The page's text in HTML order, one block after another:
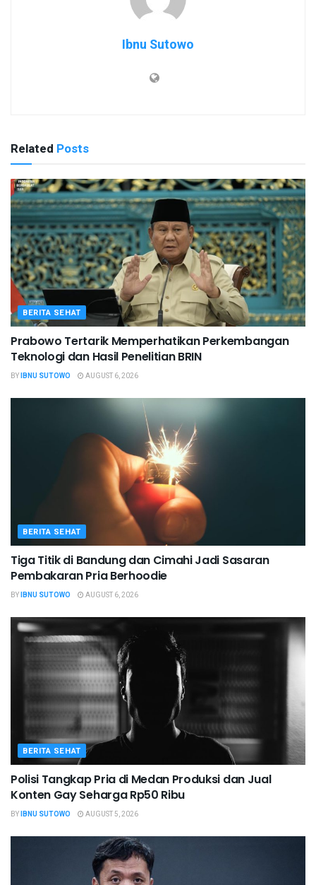
Ibnu Sutowo
Related Posts
BERITA SEHAT
Prabowo Tertarik Memperhatikan Perkembangan
Teknologi dan Hasil Penelitian BRIN
BYIBNU SUTOWO AUGUST 6, 2026
BERITA SEHAT
Tiga Titik di Bandung dan Cimahi Jadi Sasaran
Pembakaran Pria Berhoodie
BYIBNU SUTOWO AUGUST 6, 2026
BERITA SEHAT
Polisi Tangkap Pria di Medan Produksi dan Jual
Konten Gay Seharga Rp50 Ribu
BYIBNU SUTOWO AUGUST 5, 2026